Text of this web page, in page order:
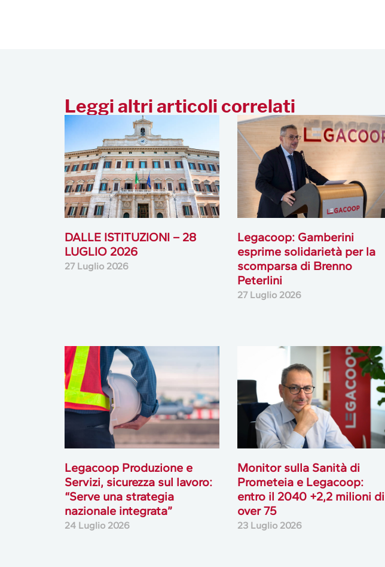
Leggi altri articoli correlati
DALLE ISTITUZIONI – 28
LUGLIO 2026
27 Luglio 2026
Legacoop: Gamberini
esprime solidarietà per la
scomparsa di Brenno
Peterlini
27 Luglio 2026
Legacoop Produzione e
Servizi, sicurezza sul lavoro:
“Serve una strategia
nazionale integrata”
24 Luglio 2026
Monitor sulla Sanità di
Prometeia e Legacoop:
entro il 2040 +2,2 milioni di
over 75
23 Luglio 2026